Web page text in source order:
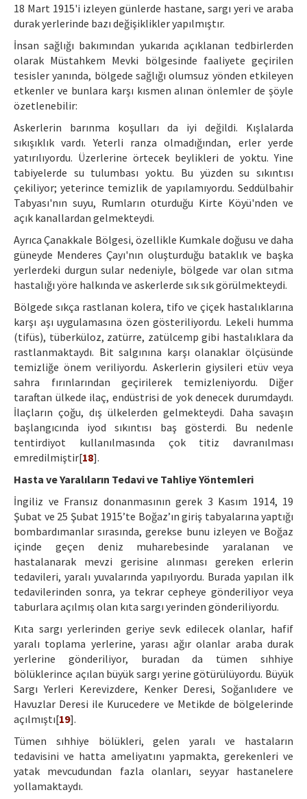
18 Mart 1915'i izleyen günlerde hastane, sargı yeri ve araba
durak yerlerinde bazı değişiklikler yapılmıştır.
İnsan sağlığı bakımından yukarıda açıklanan tedbirlerden
olarak Müstahkem Mevki bölgesinde faaliyete geçirilen
tesisler yanında, bölgede sağlığı olumsuz yönden etkileyen
etkenler ve bunlara karşı kısmen alınan önlemler de şöyle
özetlenebilir:
Askerlerin barınma koşulları da iyi değildi. Kışlalarda
sıkışıklık vardı. Yeterli ranza olmadığından, erler yerde
yatırılıyordu. Üzerlerine örtecek beylikleri de yoktu. Yine
tabiyelerde su tulumbası yoktu. Bu yüzden su sıkıntısı
çekiliyor; yeterince temizlik de yapılamıyordu. Seddülbahir
Tabyası'nın suyu, Rumların oturduğu Kirte Köyü'nden ve
açık kanallardan gelmekteydi.
Ayrıca Çanakkale Bölgesi, özellikle Kumkale doğusu ve daha
güneyde Menderes Çayı'nın oluşturduğu bataklık ve başka
yerlerdeki durgun sular nedeniyle, bölgede var olan sıtma
hastalığı yöre halkında ve askerlerde sık sık görülmekteydi.
Bölgede sıkça rastlanan kolera, tifo ve çiçek hastalıklarına
karşı aşı uygulamasına özen gösteriliyordu. Lekeli humma
(tifüs), tüberküloz, zatürre, zatülcemp gibi hastalıklara da
rastlanmaktaydı. Bit salgınına karşı olanaklar ölçüsünde
temizliğe önem veriliyordu. Askerlerin giysileri etüv veya
sahra fırınlarından geçirilerek temizleniyordu. Diğer
taraftan ülkede ilaç, endüstrisi de yok denecek durumdaydı.
İlaçların çoğu, dış ülkelerden gelmekteydi. Daha savaşın
başlangıcında iyod sıkıntısı baş gösterdi. Bu nedenle
tentirdiyot kullanılmasında çok titiz davranılması
emredilmiştir[18].
Hasta ve Yaralıların Tedavi ve Tahliye Yöntemleri
İngiliz ve Fransız donanmasının gerek 3 Kasım 1914, 19
Şubat ve 25 Şubat 1915’te Boğaz’ın giriş tabyalarına yaptığı
bombardımanlar sırasında, gerekse bunu izleyen ve Boğaz
içinde geçen deniz muharebesinde yaralanan ve
hastalanarak mevzi gerisine alınması gereken erlerin
tedavileri, yaralı yuvalarında yapılıyordu. Burada yapılan ilk
tedavilerinden sonra, ya tekrar cepheye gönderiliyor veya
taburlara açılmış olan kıta sargı yerinden gönderiliyordu.
Kıta sargı yerlerinden geriye sevk edilecek olanlar, hafif
yaralı toplama yerlerine, yarası ağır olanlar araba durak
yerlerine gönderiliyor, buradan da tümen sıhhiye
bölüklerince açılan büyük sargı yerine götürülüyordu. Büyük
Sargı Yerleri Kerevizdere, Kenker Deresi, Soğanlıdere ve
Havuzlar Deresi ile Kurucedere ve Metikde de bölgelerinde
açılmıştı[19].
Tümen sıhhiye bölükleri, gelen yaralı ve hastaların
tedavisini ve hatta ameliyatını yapmakta, gerekenleri ve
yatak mevcudundan fazla olanları, seyyar hastanelere
yollamaktaydı.